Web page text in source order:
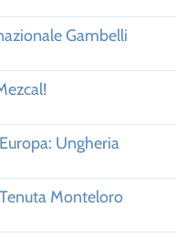
Gambelli
Ungheria
Monteloro